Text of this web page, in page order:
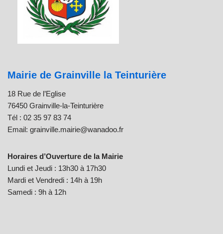
Mairie de Grainville la Teinturière
18 Rue de l’Eglise
76450 Grainville-la-Teinturière
Tél : 02 35 97 83 74
Email: grainville.mairie@wanadoo.fr
Horaires d’Ouverture de la Mairie
Lundi et Jeudi : 13h30 à 17h30
Mardi et Vendredi : 14h à 19h
Samedi : 9h à 12h